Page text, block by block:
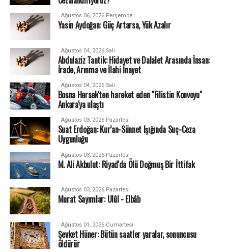
Ağustos 06, 2026 Perşembe
Yasin Aydoğan: Güç Artarsa, Yük Azalır
Ağustos 04, 2026 Salı
Abdulaziz Tantik: Hidayet ve Dalalet Arasında İnsan:
İrade, Arınma ve İlahi İnayet
Ağustos 04, 2026 Salı
Bosna Hersek'ten hareket eden "Filistin Konvoyu"
Ankara'ya ulaştı
Ağustos 03, 2026 Pazartesi
Suat Erdoğan: Kur’an-Sünnet Işığında Suç-Ceza
Uygunluğu
Ağustos 03, 2026 Pazartesi
M. Ali Akbulut: Riyad'da Ölü Doğmuş Bir İttifak
Ağustos 03, 2026 Pazartesi
Murat Sayımlar: Ulûl - Elbâb
Ağustos 01, 2026 Cumartesi
Şevket Hüner: Bütün saatler yaralar, sonuncusu
öldürür